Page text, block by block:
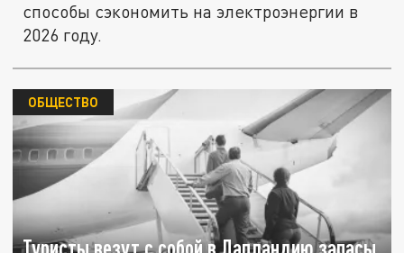
способы сэкономить на электроэнергии в
2026 году.
ОБЩЕСТВО